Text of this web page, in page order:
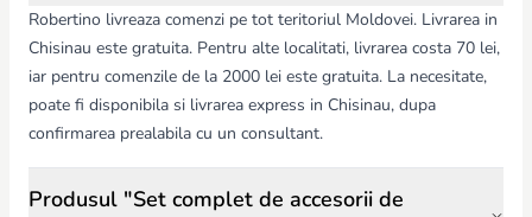
Robertino livreaza comenzi pe tot teritoriul Moldovei. Livrarea in
Chisinau este gratuita. Pentru alte localitati, livrarea costa 70 lei,
iar pentru comenzile de la 2000 lei este gratuita. La necesitate,
poate fi disponibila si livrarea express in Chisinau, dupa
confirmarea prealabila cu un consultant.
Produsul "Set complet de accesorii de